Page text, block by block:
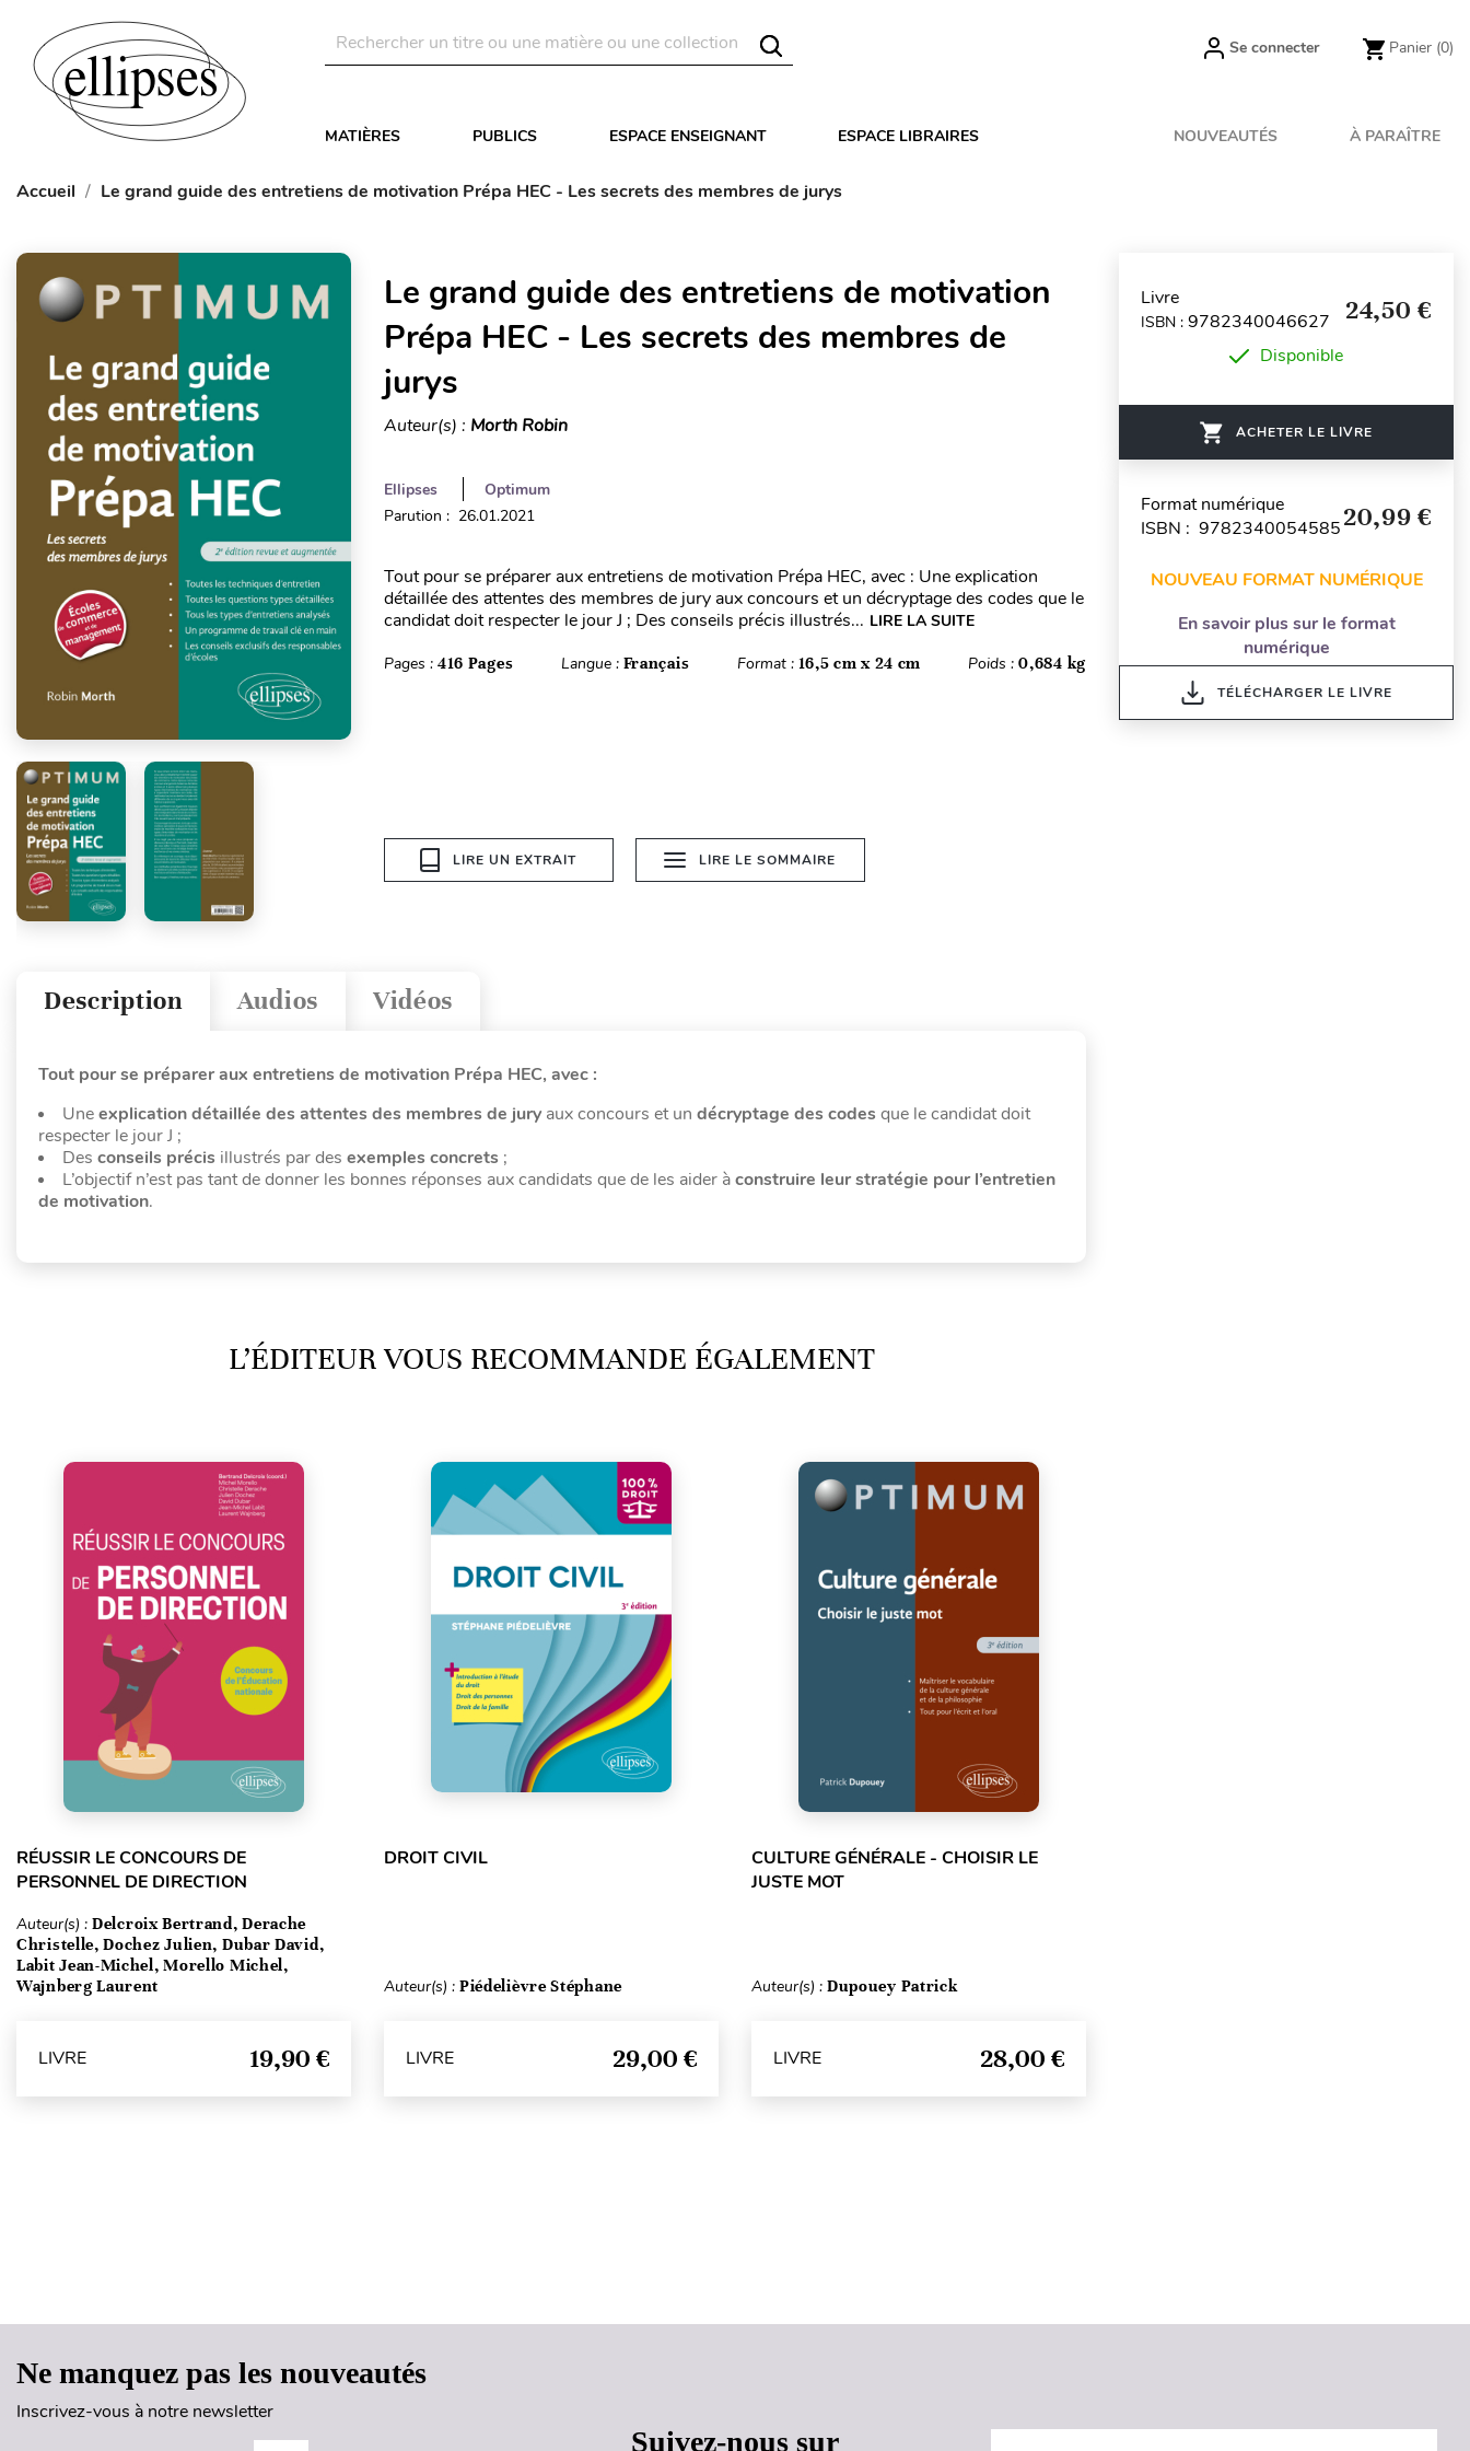
Se connecter Panier (0)
MATIÈRES PUBLICS ESPACE ENSEIGNANT ESPACE LIBRAIRES NOUVEAUTÉS À PARAÎTRE
Accueil Le grand guide des entretiens de motivation Prépa HEC - Les secrets des membres de jurys
Le grand guide des entretiens de motivation
Prépa HEC - Les secrets des membres de
jurys
Auteur(s) : Morth Robin
Ellipses
Optimum
Parution : 26.01.2021
Tout pour se préparer aux entretiens de motivation Prépa HEC, avec : Une explication
détaillée des attentes des membres de jury aux concours et un décryptage des codes que le
candidat doit respecter le jour J ; Des conseils précis illustrés... LIRE LA SUITE
Pages : 416 Pages Langue : Français Format : 16,5 cm x 24 cm Poids :0,684 kg
LIRE UN EXTRAIT LIRE LE SOMMAIRE
Vidéos
Audios
Description
Tout pour se préparer aux entretiens de motivation Prépa HEC, avec :
Uneexplication détaillée des attentes des membres de jury aux concours et un décryptage des codes que le candidat doit
respecter le jour J ;
Des conseils précis illustrés par des exemples concrets ;
L’objectif n’est pas tant de donner les bonnes réponses aux candidats que de les aider àconstruire leur stratégie pour l’entretien
de motivation.
L’ÉDITEUR VOUS RECOMMANDE ÉGALEMENT
RÉUSSIR LE CONCOURS DE
PERSONNEL DE DIRECTION
Auteur(s) : Delcroix Bertrand, Derache
Christelle, Dochez Julien, Dubar David,
Labit Jean-Michel, Morello Michel,
Wajnberg Laurent
LIVRE 19,90 €
DROIT CIVIL
Auteur(s) : Piédelièvre Stéphane
LIVRE 29,00 €
CULTURE GÉNÉRALE - CHOISIR LE
JUSTE MOT
Auteur(s) : Dupouey Patrick
LIVRE 28,00 €
Livre
ISBN : 9782340046627 24,50 €
Disponible
ACHETER LE LIVRE
Format numérique
ISBN : 978234005458520,99 €
NOUVEAU FORMAT NUMÉRIQUE
En savoir plus sur le format
numérique
TÉLÉCHARGER LE LIVRE
Ne manquez pas les nouveautés
Inscrivez-vous à notre newsletter
Suivez-nous sur